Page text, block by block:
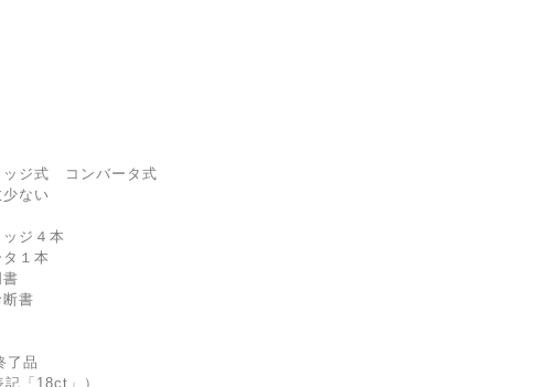
ジ式 コンバータ式
ない
４本
本
書
了品
「18ct」）